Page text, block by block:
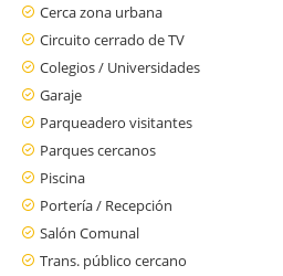
Cerca zona urbana
Circuito cerrado de TV
Colegios / Universidades
Garaje
Parqueadero visitantes
Parques cercanos
Piscina
Portería / Recepción
Salón Comunal
Trans. público cercano